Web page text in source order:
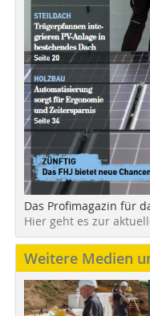
Das Profimagazin für
Hier geht es zur
Weitere Medien